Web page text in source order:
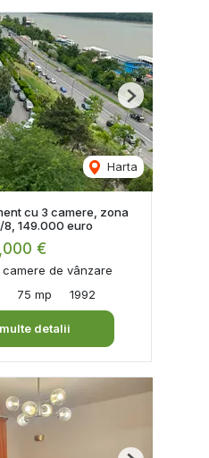
Harta
Next
cu 3 camere, zona
8, 149.000 euro
€
de vânzare
75 mp 1992
detalii